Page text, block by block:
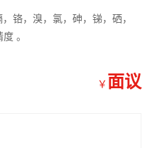
铬，溴，氯，砷，锑，硒，
。
￥ 面议